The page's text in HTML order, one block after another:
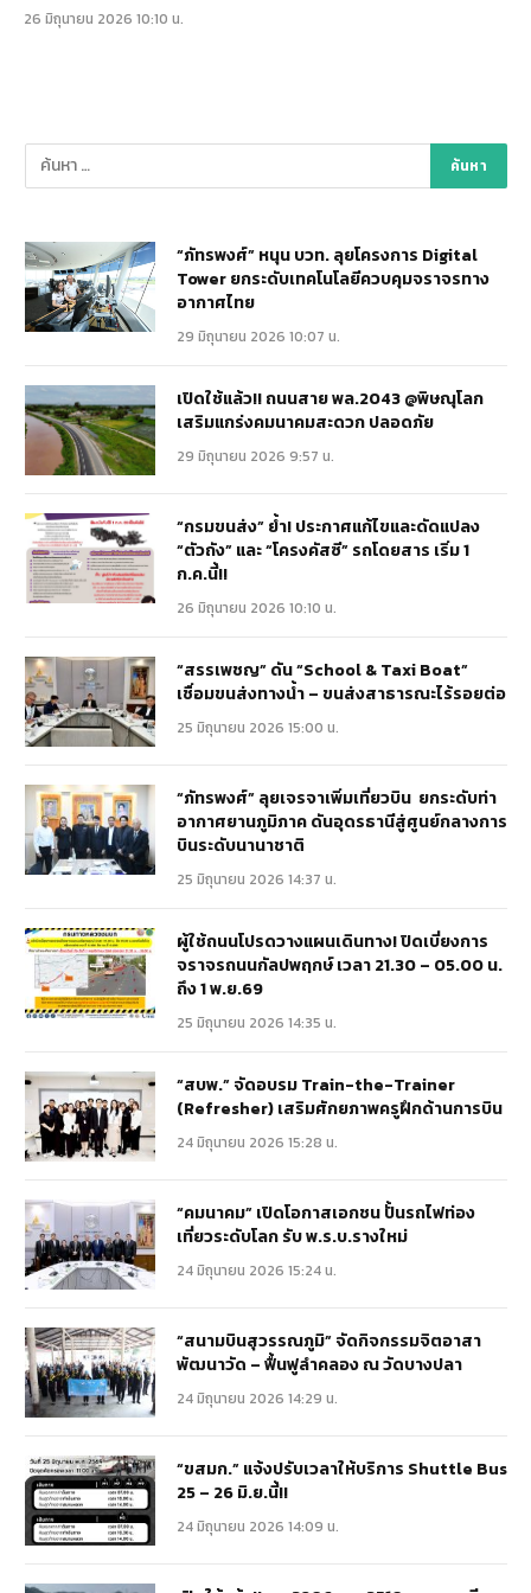
26 มิถุนายน 2026 10:10 น.
“ภัทรพงศ์” หนุน บวท. ลุยโครงการ Digital
Tower ยกระดับเทคโนโลยีควบคุมจราจรทาง
อากาศไทย
29 มิถุนายน 2026 10:07 น.
เปิดใช้แล้ว!! ถนนสาย พล.2043 @พิษณุโลก
เสริมแกร่งคมนาคมสะดวก ปลอดภัย
29 มิถุนายน 2026 9:57 น.
“กรมขนส่ง” ย้ำ! ประกาศแก้ไขและดัดแปลง
“ตัวถัง” และ “โครงคัสซี” รถโดยสาร เริ่ม 1
ก.ค.นี้!!
26 มิถุนายน 2026 10:10 น.
“สรรเพชญ” ดัน “School & Taxi Boat”
เชื่อมขนส่งทางน้ำ – ขนส่งสาธารณะไร้รอยต่อ
25 มิถุนายน 2026 15:00 น.
“ภัทรพงศ์” ลุยเจรจาเพิ่มเที่ยวบิน ยกระดับท่า
อากาศยานภูมิภาค ดันอุดรธานีสู่ศูนย์กลางการ
บินระดับนานาชาติ
25 มิถุนายน 2026 14:37 น.
ผู้ใช้ถนนโปรดวางแผนเดินทาง! ปิดเบี่ยงการ
จราจรถนนกัลปพฤกษ์ เวลา 21.30 – 05.00 น.
ถึง 1 พ.ย.69
25 มิถุนายน 2026 14:35 น.
“สบพ.” จัดอบรม Train-the-Trainer
(Refresher) เสริมศักยภาพครูฝึกด้านการบิน
24 มิถุนายน 2026 15:28 น.
“คมนาคม” เปิดโอกาสเอกชน ปั้นรถไฟท่อง
เที่ยวระดับโลก รับ พ.ร.บ.รางใหม่
24 มิถุนายน 2026 15:24 น.
“สนามบินสุวรรณภูมิ” จัดกิจกรรมจิตอาสา
พัฒนาวัด – ฟื้นฟูลำคลอง ณ วัดบางปลา
24 มิถุนายน 2026 14:29 น.
“ขสมก.” แจ้งปรับเวลาให้บริการ Shuttle Bus
25 – 26 มิ.ย.นี้!!
24 มิถุนายน 2026 14:09 น.